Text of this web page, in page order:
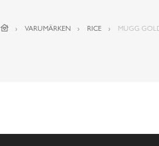
VARUMÄRKEN RICE MUGG